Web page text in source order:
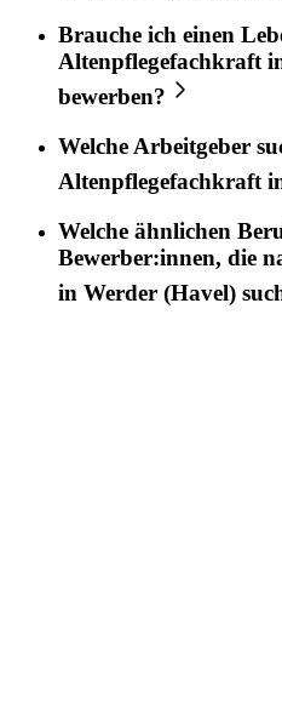
Brauche ich einen
Altenpflegefachkraft
bewerben?
Welche Arbeitgeber
Altenpflegefachkraft
Welche ähnlichen
Bewerber:innen, die
in Werder (Havel)